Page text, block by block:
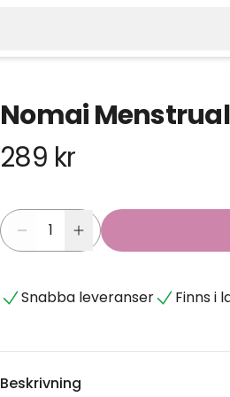
Nomai
289 kr
Snabba leveranser Finns i
Beskrivning